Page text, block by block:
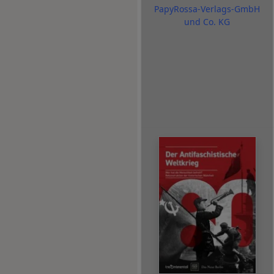
PapyRossa-Verlags-GmbH
und Co. KG